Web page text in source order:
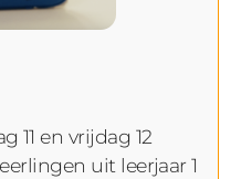
11 en vrijdag 12
uit leerjaar 1